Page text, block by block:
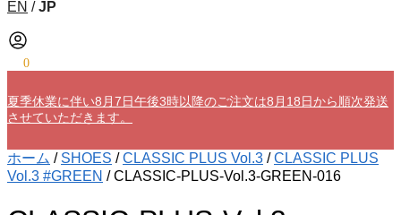
EN /JP
0
夏季休業に伴い8月7日午後3時以降のご注文は8月18日から順次発送
させていただきます。
ホーム / SHOES /CLASSIC PLUS Vol.3 /CLASSIC PLUS
Vol.3 #GREEN /CLASSIC-PLUS-Vol.3-GREEN-016